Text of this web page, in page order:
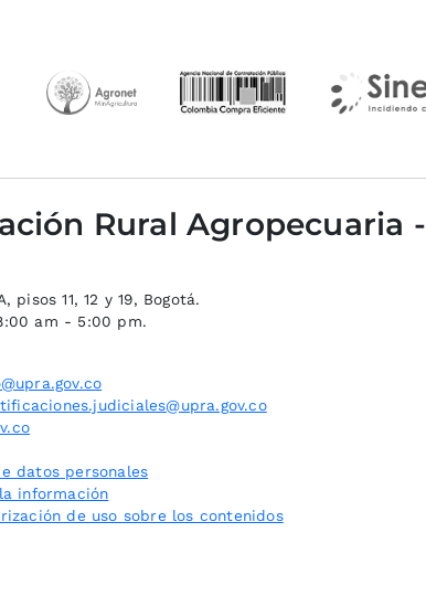
Rural Agropecuaria -
pisos 11, 12 y 19, Bogotá.
am - 5:00 pm.
datos personales
información
de uso sobre los contenidos